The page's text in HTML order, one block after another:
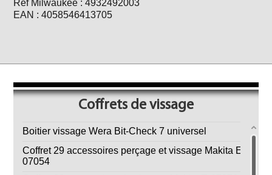
Ref Milwaukee : 4932492003
EAN : 4058546413705
Coffrets de vissage
Boitier vissage Wera Bit-Check 7 universel
Coffret 29 accessoires perçage et vissage Makita E-
07054